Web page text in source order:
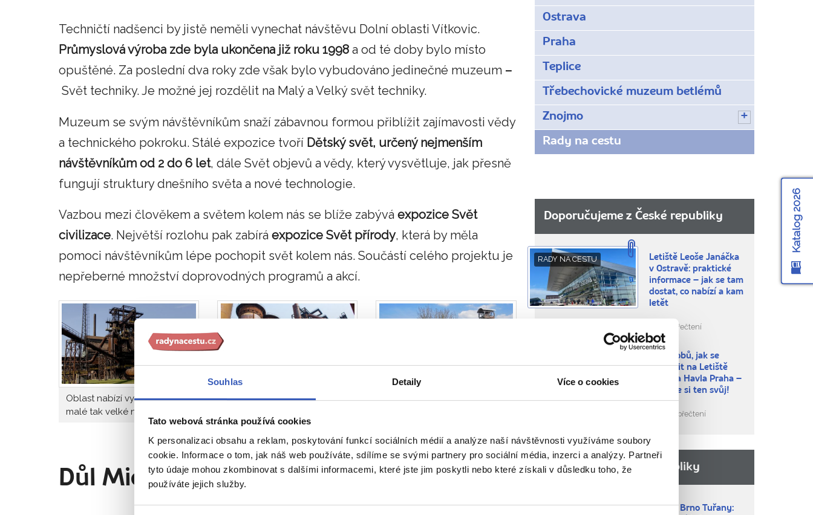
Souhlas Detaily Více o cookies
Tato webová stránka používá cookies
K personalizaci obsahu a reklam, poskytování funkcí sociálních médií a analýze naší návštěvnosti využíváme soubory
cookie. Informace o tom, jak náš web používáte, sdílíme se svými partnery pro sociální média, inzerci a analýzy. Partneři
tyto údaje mohou zkombinovat s dalšími informacemi, které jste jim poskytli nebo které získali v důsledku toho, že
používáte jejich služby.
Techničtí nadšenci by jistě neměli vynechat návštěvu Dolní oblasti Vítkovic.
Průmyslová výroba zde byla ukončena již roku 1998 a od té doby bylo místo
opuštěné. Za poslední dva roky zde však bylo vybudováno jedinečné muzeum –
Svět techniky. Je možné jej rozdělit na Malý a Velký svět techniky.
Muzeum se svým návštěvníkům snaží zábavnou formou přiblížit zajímavosti vědy
a technického pokroku. Stálé expozice tvoří Dětský svět, určený nejmenším
návštěvníkům od 2 do 6 let, dále Svět objevů a vědy, který vysvětluje, jak přesně
fungují struktury dnešního světa a nové technologie.
Vazbou mezi člověkem a světem kolem nás se blíže zabývá expozice Svět
civilizace. Největší rozlohu pak zabírá expozice Svět přírody, která by měla
pomoci návštěvníkům lépe pochopit svět kolem nás. Součástí celého projektu je
nepřeberné množství doprovodných programů a akcí.
Oblast nabízí vyžití jak pro
malé tak velké návštěvníky
Dolní oblast Vítkovice Důl Michal
Důl Michal
Ostrava
Praha
Teplice
Třebechovické muzeum betlémů
Znojmo
Rady na cestu
Doporučujeme z České republiky
RADY NA CESTU
Letiště Leoše Janáčka
v Ostravě: praktické
informace – jak se tam
dostat, co nabízí a kam
letět
52.705 přečtení
5 způsobů, jak se
dopravit na Letiště
Václava Havla Praha –
vyberte si ten svůj!
198.597 přečtení
Nejnovější z České republiky
Letiště Brno Tuřany:
Katalog 2026